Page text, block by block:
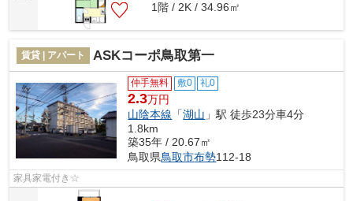
1階 / 2K / 34.96㎡
賃貸 | アパート ASKコーポ鳥取第一
仲手無料 敷0 礼0
2.3万円
山陰本線 「湖山 」駅 徒歩23分車4分
1.8km
築35年 / 20.67㎡
鳥取県鳥取市布勢112-18
家具家電付き☆